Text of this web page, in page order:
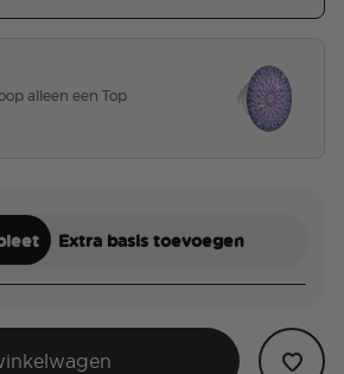
alleen een Top
Extra basis toevoegen